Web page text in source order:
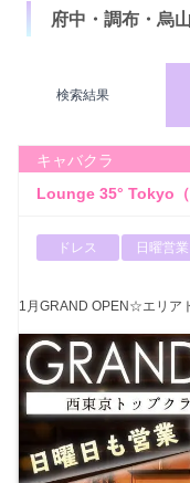
府中・調布・烏
検索結果
キャバクラ
Lounge 35° Tokyo（
ドレス 日曜営業
1月GRAND OPEN☆エリア